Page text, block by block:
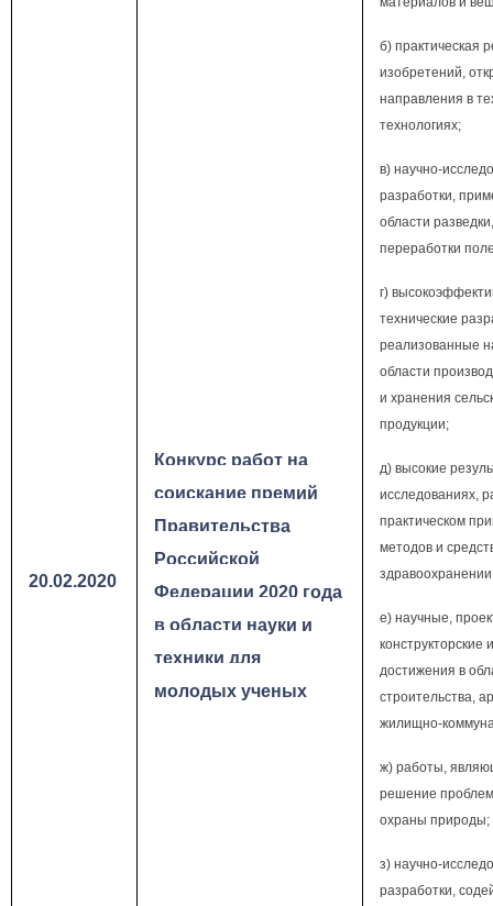
20.02.2020
Конкурс работ на
соискание премий
Правительства
Российской
Федерации 2020 года
в области науки и
техники для
молодых ученых
б) практическая
изобретений,
направления в
технологиях;
в) научно-
разработки,
области
переработки
г)
технические
реализованные
области
и хранения
продукции;
д) высокие
исследованиях,
практическом
методов и
е) научные,
конструкторские
достижения в
строительства,
жилищно-
ж) работы,
решение проблем
охраны природы;
з) научно-
разработки,